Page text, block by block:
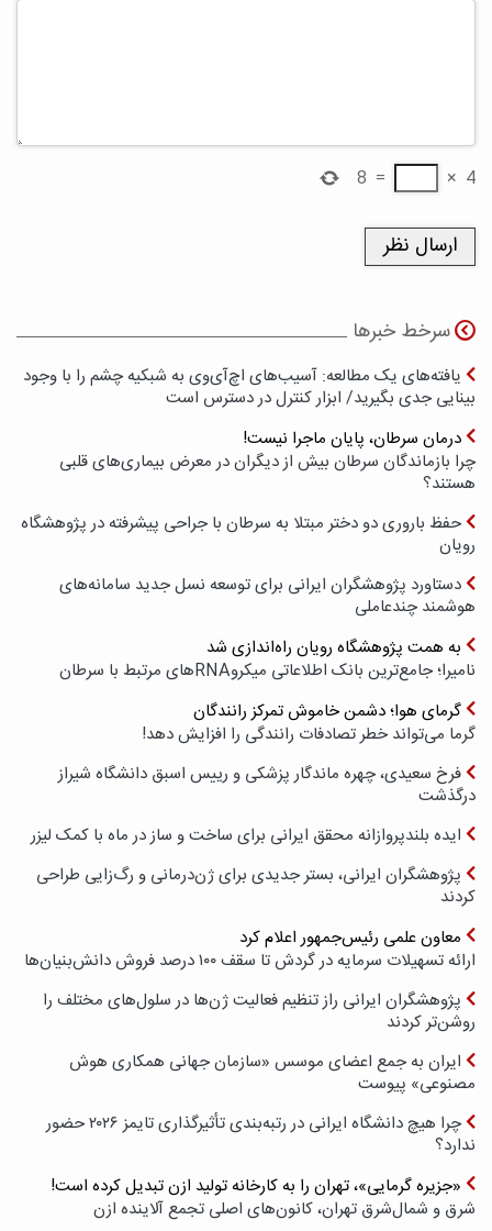
4
×
=
8
سرخط خبرها
یافته‌های یک مطالعه: آسیب‌های اچ‌آی‌وی به شبکیه چشم را با وجود
بینایی جدی بگیرید/ ابزار کنترل در دسترس است
درمان سرطان، پایان ماجرا نیست!
چرا بازماندگان سرطان بیش از دیگران در معرض بیماری‌های قلبی
هستند؟
حفظ باروری دو دختر مبتلا به سرطان با جراحی پیشرفته در پژوهشگاه
رویان
دستاورد پژوهشگران ایرانی برای توسعه نسل جدید سامانه‌های
هوشمند چندعاملی
به همت پژوهشگاه رویان راه‌اندازی شد
نامیرا؛ جامع‌ترین بانک اطلاعاتی میکروRNAهای مرتبط با سرطان
گرمای هوا؛ دشمن خاموش تمرکز رانندگان
گرما می‌تواند خطر تصادفات رانندگی را افزایش دهد!
فرخ سعیدی، چهره ماندگار پزشکی و رییس اسبق دانشگاه شیراز
درگذشت
ایده بلندپروازانه محقق ایرانی برای ساخت و ساز در ماه با کمک لیزر
پژوهشگران ایرانی، بستر جدیدی برای ژن‌درمانی و رگ‌زایی طراحی
کردند
معاون علمی رئیس‌جمهور اعلام کرد
ارائه تسهیلات سرمایه در گردش تا سقف ۱۰۰ درصد فروش دانش‌بنیان‌ها
پژوهشگران ایرانی راز تنظیم فعالیت ژن‌ها در سلول‌های مختلف را
روشن‌تر کردند
ایران به جمع اعضای موسس «سازمان جهانی همکاری هوش
مصنوعی» پیوست
چرا هیچ دانشگاه ایرانی در رتبه‌بندی تأثیرگذاری تایمز ۲۰۲۶ حضور
ندارد؟
«جزیره گرمایی»، تهران را به کارخانه تولید ازن تبدیل کرده است!
شرق و شمال‌شرق تهران، کانون‌های اصلی تجمع آلاینده ازن